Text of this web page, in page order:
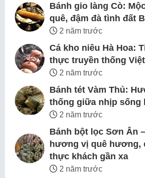
Bánh gio làng Cò:
quê, đậm đà tình đất
2 năm trước
Cá kho niêu Hà Hoa:
thực truyền thống Việt
2 năm trước
Bánh tét Vàm Thủ:
thống giữa nhịp sống
2 năm trước
Bánh bột lọc Sơn Ân
hương vị quê hương,
thực khách gần xa
2 năm trước